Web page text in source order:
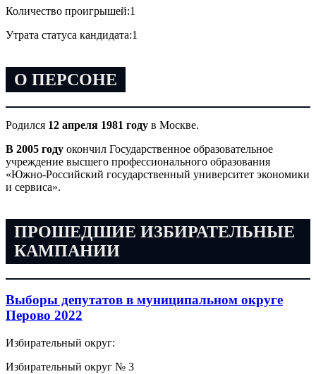
Количество проигрышей:1
Утрата статуса кандидата:1
О ПЕРСОНЕ
Родился 12 апреля 1981 году в Москве.
В 2005 году окончил Государственное образовательное
учреждение высшего профессионального образования
«Южно-Российский государственный университет экономики
и сервиса».
ПРОШЕДШИЕ ИЗБИРАТЕЛЬНЫЕ
КАМПАНИИ
Выборы депутатов в муниципальном округе
Перово 2022
Избирательный округ:
Избирательный округ № 3